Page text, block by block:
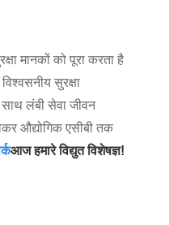
मानकों को पूरा करता है
सुरक्षा
लंबी सेवा जीवन
औद्योगिक एसीबी तक
आज हमारे विद्युत विशेषज्ञ!